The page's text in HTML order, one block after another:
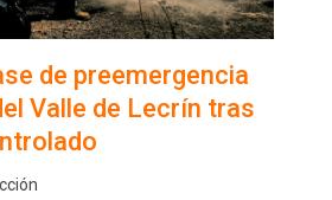
de preemergencia
Valle de Lecrín tras